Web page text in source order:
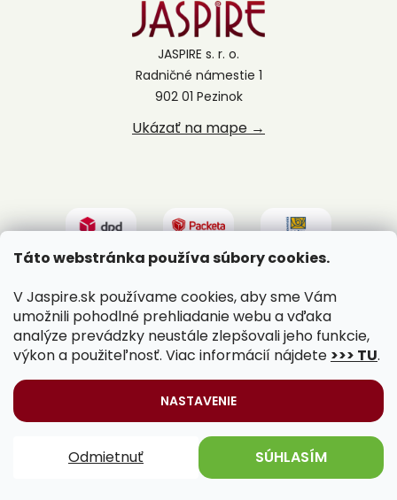
Táto webstránka používa súbory cookies.
V Jaspire.sk používame cookies, aby sme Vám
umožnili pohodlné prehliadanie webu a vďaka
analýze prevádzky neustále zlepšovali jeho funkcie,
výkon a použiteľnosť. Viac informácií nájdete >>> TU.
NASTAVENIE
Odmietnuť SÚHLASÍM
JASPIRE s. r. o.
Radničné námestie 1
902 01 Pezinok
Ukázať na mape →
Jaspire.sk. Všetky práva vyhradené.
Upraviť nastavenie cookies